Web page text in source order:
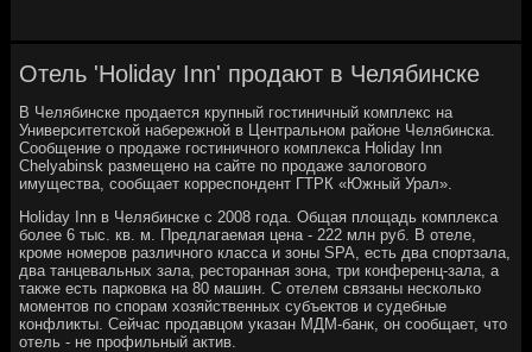
Отель 'Holiday Inn' продают в Челябинске
В Челябинске продается крупный гостиничный комплекс на
Университетской набережной в Центральном районе Челябинска.
Сообщение о продаже гостиничного комплекса Holiday Inn
Chelyabinsk размещено на сайте по продаже залогового
имущества, сообщает корреспондент ГТРК «Южный Урал».
Holiday Inn в Челябинске с 2008 года. Общая площадь комплекса
более 6 тыс. кв. м. Предлагаемая цена - 222 млн руб. В отеле,
кроме номеров различного класса и зоны SPA, есть два спортзала,
два танцевальных зала, ресторанная зона, три конференц-зала, а
также есть парковка на 80 машин. С отелем связаны несколько
моментов по спорам хозяйственных субъектов и судебные
конфликты. Сейчас продавцом указан МДМ-банк, он сообщает, что
отель - не профильный актив.